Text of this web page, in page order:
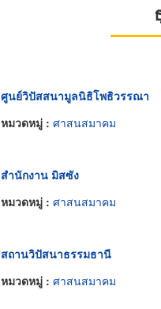
ศูนย์วิปัสสนามูลนิธิโพธิวรรณา
หมวดหมู่ : ศาสนสมาคม
สำนักงาน มิสซัง
หมวดหมู่ : ศาสนสมาคม
สถานวิปัสนาธรรมธานี
หมวดหมู่ : ศาสนสมาคม